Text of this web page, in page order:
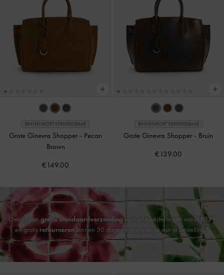
BINNENKORT VERKRIJGBAAR
Grote Ginevra Shopper - Pecan
Brown
€149.00
BINNENKORT VERKRIJGBAAR
Grote Ginevra Shopper - Bruin
€139.00
Geniet vangratis standaardverzending voor alle bestellingen vanaf €139
en gratis retourneren binnen 30 dagen na ontvangst van je bestelling*